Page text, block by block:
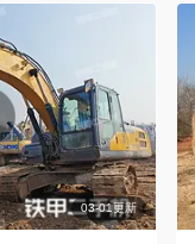
03-01更新